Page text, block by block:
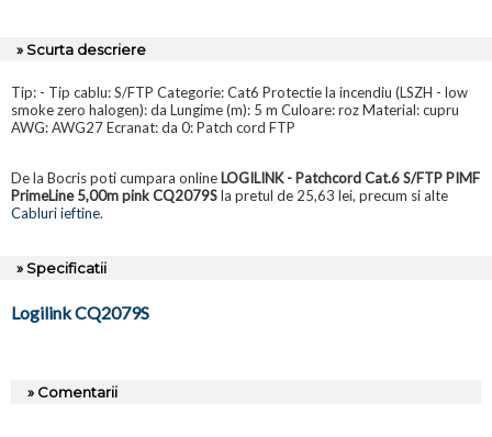
» Scurta descriere
Tip: - Tip cablu: S/FTP Categorie: Cat6 Protectie la incendiu (LSZH - low
smoke zero halogen): da Lungime (m): 5 m Culoare: roz Material: cupru
AWG: AWG27 Ecranat: da 0: Patch cord FTP
De la Bocris poti cumpara online LOGILINK - Patchcord Cat.6 S/FTP PIMF
PrimeLine 5,00m pink CQ2079Sla pretul de 25,63 lei, precum si alte
Cabluri ieftine.
» Specificatii
Logilink CQ2079S
» Comentarii